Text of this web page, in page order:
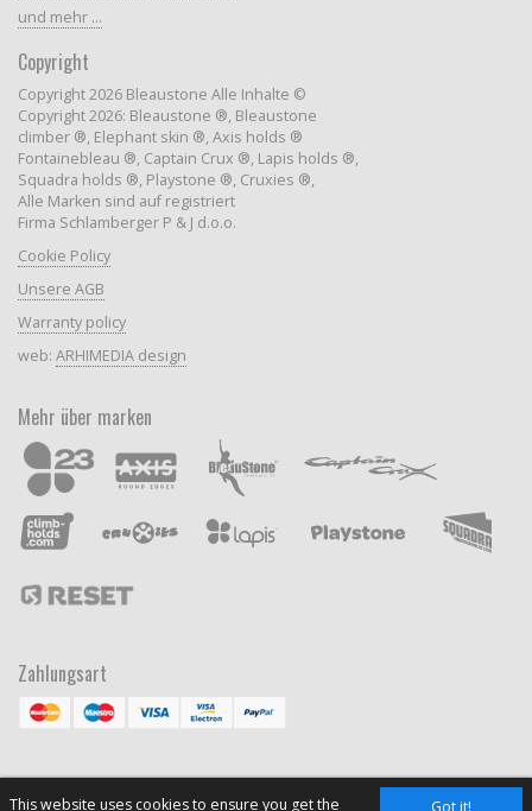
Got it!
This website uses cookies to ensure you get the
und mehr ...
Copyright
Copyright 2026 Bleaustone Alle Inhalte ©
Copyright 2026: Bleaustone ®, Bleaustone
climber ®, Elephant skin ®, Axis holds ®
Fontainebleau ®, Captain Crux ®, Lapis holds ®,
Squadra holds ®, Playstone ®, Cruxies ®,
Alle Marken sind auf registriert
Firma Schlamberger P & J d.o.o.
Cookie Policy
Unsere AGB
Warranty policy
web: ARHIMEDIA design
Mehr über marken
Zahlungsart